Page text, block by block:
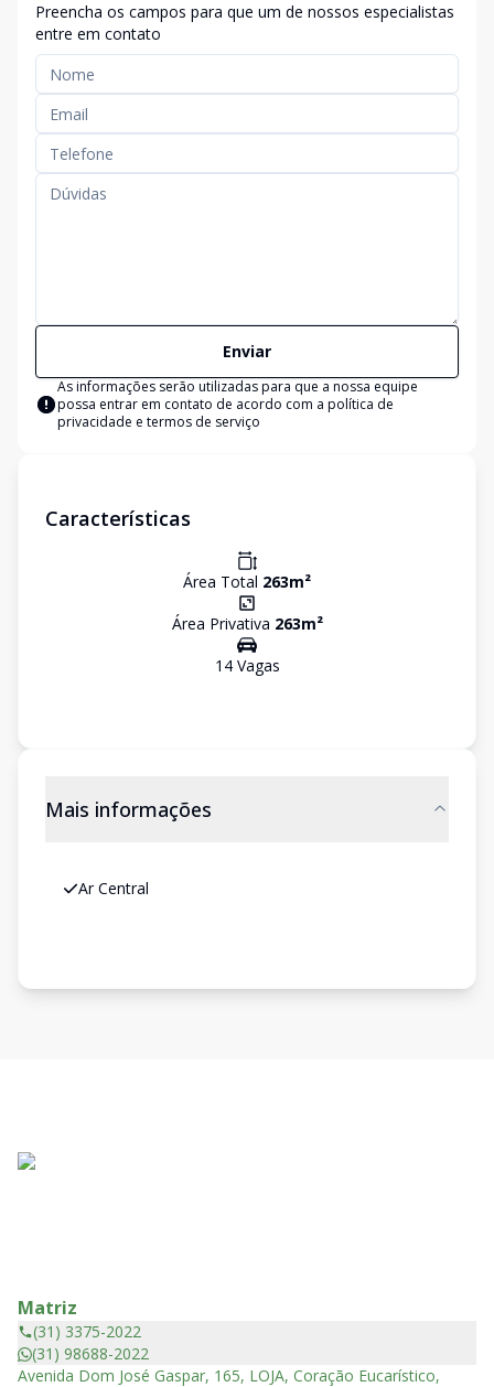
Preencha os campos para que um de nossos especialistas
entre em contato
Enviar
As informações serão utilizadas para que a nossa equipe
possa entrar em contato de acordo com a política de
privacidade e termos de serviço
Características
Área Total 263m²
Área Privativa 263m²
14Vagas
Mais informações
Ar Central
Matriz
(31) 3375-2022
(31) 98688-2022
Avenida Dom José Gaspar, 165, LOJA, Coração Eucarístico,